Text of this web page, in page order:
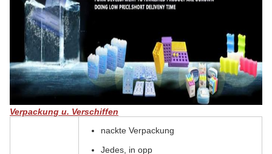
Verpackung u. Verschiffen
nackte Verpackung
Jedes, in opp